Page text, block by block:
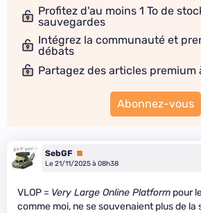
Profitez d'au moins 1 To de
sauvegardes
Intégrez la communauté et
débats
Partagez des articles premium
Abonnez-vous
SebGF Premium
Le 21/11/2025 à 08h38
VLOP = Very Large Online Platform pour
comme moi, ne se souvenaient plus de la